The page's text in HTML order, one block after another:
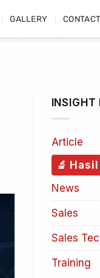
GALLERY CONTACT
INSIGHT
Article
News
Sales
Sales
Training